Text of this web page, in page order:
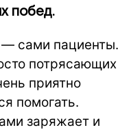
побед.
сами пациенты.
потрясающих
приятно
помогать.
заряжает и